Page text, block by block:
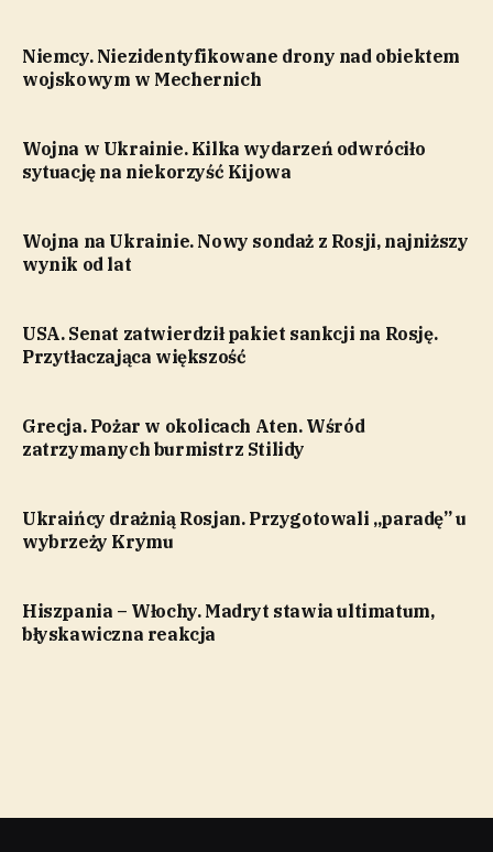
Niemcy. Niezidentyfikowane drony nad obiektem
wojskowym w Mechernich
Wojna w Ukrainie. Kilka wydarzeń odwróciło
sytuację na niekorzyść Kijowa
Wojna na Ukrainie. Nowy sondaż z Rosji, najniższy
wynik od lat
USA. Senat zatwierdził pakiet sankcji na Rosję.
Przytłaczająca większość
Grecja. Pożar w okolicach Aten. Wśród
zatrzymanych burmistrz Stilidy
Ukraińcy drażnią Rosjan. Przygotowali „paradę” u
wybrzeży Krymu
Hiszpania – Włochy. Madryt stawia ultimatum,
błyskawiczna reakcja